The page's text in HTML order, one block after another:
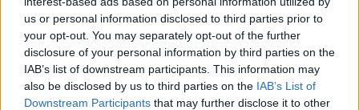
us or personal information disclosed to third parties prior to
your opt-out. You may separately opt-out of the further
disclosure of your personal information by third parties on the
IAB’s list of downstream participants. This information may
also be disclosed by us to third parties on the IAB’s List of
Downstream Participants that may further disclose it to other
της δώσει ένα προσωπικό περιεχόμενο.
Συγκεκριμένα, απάντησε σε ερωτήματα που ο
ίδιος διατύπωσε, σε μια πράξη διαμαρτυρίας
που παραπέμπει στη γνωστή ρήση του Χρόνη